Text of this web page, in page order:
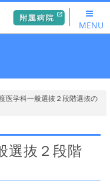
MENU
医学科一般選抜２段階選抜の
選抜２段階